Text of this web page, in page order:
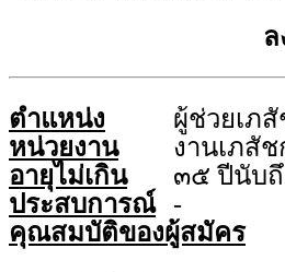
ตำแหน่ง
ผู้ช่วยเภ
หน่วยงาน
งานเภสั
อายุไม่เกิน
๓๕ ปีนับ
ประสบการณ์
-
คุณสมบัติของผู้สมัคร